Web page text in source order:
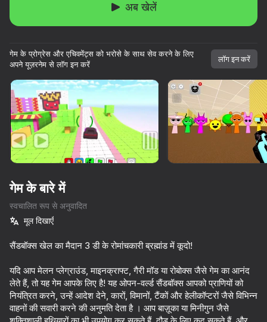
डिवाइस घुमाएँ
यह गेम केवल लैंडस्केप
ओरिएंटेशन का समर्थन करता है
प्ले
Rainbow Friends Return
84
Imposter 3D online horror
81
Five Nights at Freddy's Playground Sandbox
73 73
अब खेलें
गेम के प्रोग्रेस और एचिवमेंट्स को भरोसे के साथ सेव करने के लिए
अपने यूज़रनेम से लॉग इन करें
लॉग इन करें
गेम के बारे में
स्वचालित रूप से अनुवादित
मूल दिखाएँ
सैंडबॉक्स खेल का मैदान 3 डी के रोमांचकारी ब्रह्मांड में कूदो!
यदि आप मेलन प्लेग्राउंड, माइनक्राफ्ट, गैरी मॉड या रोबोक्स जैसे गेम का आनंद
लेते हैं, तो यह गेम आपके लिए है! यह ओपन-वर्ल्ड सैंडबॉक्स आपको प्राणियों को
नियंत्रित करने, उन्हें आदेश देने, कारों, विमानों, टैंकों और हेलीकॉप्टरों जैसे विभिन्न
वाहनों की सवारी करने की अनुमति देता है । आप बाज़ूका या मिनीगुन जैसे